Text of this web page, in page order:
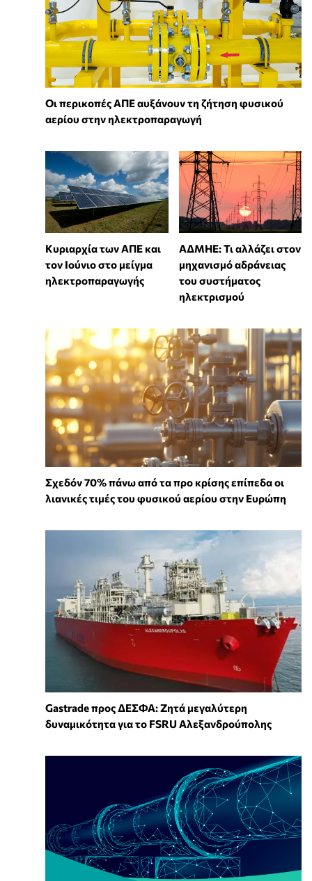
Οι περικοπές ΑΠΕ αυξάνουν τη ζήτηση φυσικού
αερίου στην ηλεκτροπαραγωγή
Κυριαρχία των ΑΠΕ και
τον Ιούνιο στο μείγμα
ηλεκτροπαραγωγής
ΑΔΜΗΕ: Τι αλλάζει στον
μηχανισμό αδράνειας
του συστήματος
ηλεκτρισμού
Σχεδόν 70% πάνω από τα προ κρίσης επίπεδα οι
λιανικές τιμές του φυσικού αερίου στην Ευρώπη
Gastrade προς ΔΕΣΦΑ: Ζητά μεγαλύτερη
δυναμικότητα για το FSRU Αλεξανδρούπολης